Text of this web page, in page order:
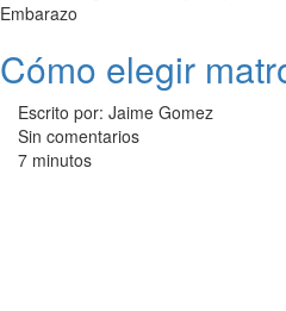
Embarazo
Cómo elegir
Escrito por: Jaime Gomez
Sin comentarios
7 minutos